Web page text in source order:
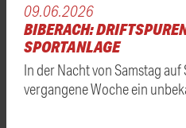
09.06.2026
BIBERACH:
SPORTANLAGE
In der Nacht von Samstag
vergangene Woche ein